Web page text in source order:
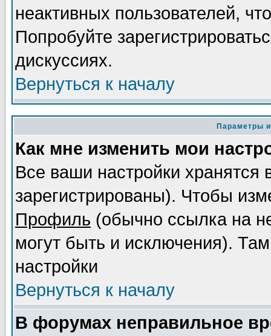
неактивных пользователей,
Попробуйте
дискуссиях.
Вернуться к началу
Параметры
Как мне изменить мои
Все ваши настройки
зарегистрированы). Чтобы
Профиль (обычно ссылка на
могут быть и исключения).
настройки
Вернуться к началу
В форумах неправильное